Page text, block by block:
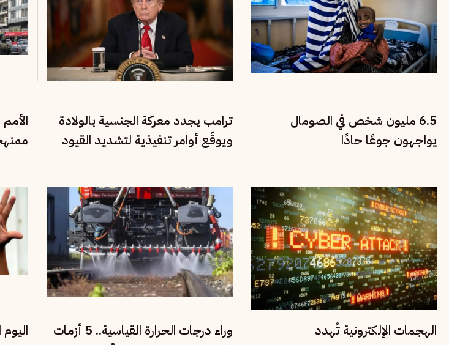
6.5 مليون شخص في الصومال
يواجهون جوعًا حادًا
ترامب يجدد معركة الجنسية بالولادة
ويوقّع أوامر تنفيذية لتشديد القيود
الهجمات الإلكترونية تُهدد
وراء درجات الحرارة القياسية.. 5 أزمات